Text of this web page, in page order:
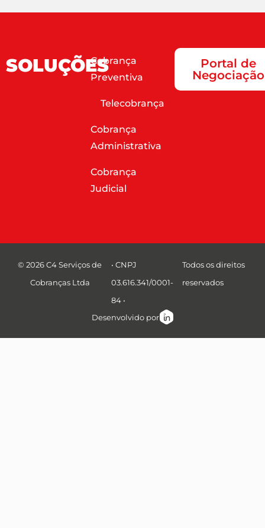
SOLUÇÕESCobrança
Preventiva
Telecobrança
Cobrança
Administrativa
Cobrança
Judicial
Portal de
Negociação
© 2026 C4 Serviços de
Cobranças Ltda
• CNPJ
03.616.341/0001-
84 •
Todos os direitos
reservados
Desenvolvido por